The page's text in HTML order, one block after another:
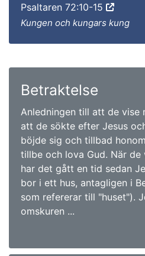
Psaltaren 72:10-15
Kungen och kungars kung
Betraktelse
Anledningen till att de vise
att de sökte efter Jesus
böjde sig och tillbad
tillbe och lova Gud. När de
har det gått en tid sedan
bor i ett hus, antagligen i
som refererar till "huset").
omskuren ...